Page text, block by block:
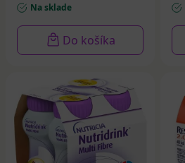
Na sklade
Do košíka